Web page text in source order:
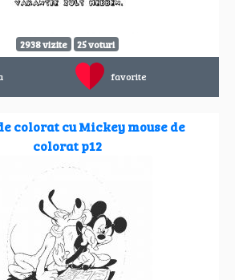
2938 vizite 25 voturi
favorite
colorat cu Mickey mouse de
colorat p12